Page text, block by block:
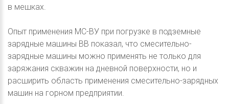
в мешках.
Опыт применения МС-ВУ при погрузке в подземные
зарядные машины ВВ показал, что смесительно-
зарядные машины можно применять не только для
заряжания скважин на дневной поверхности, но и
расширить область применения смесительно-зарядных
машин на горном предприятии.